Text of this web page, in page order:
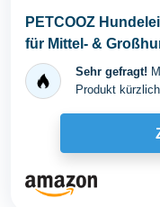
PETCOOZ
für Mittel- &
Sehr gefragt!
Produkt